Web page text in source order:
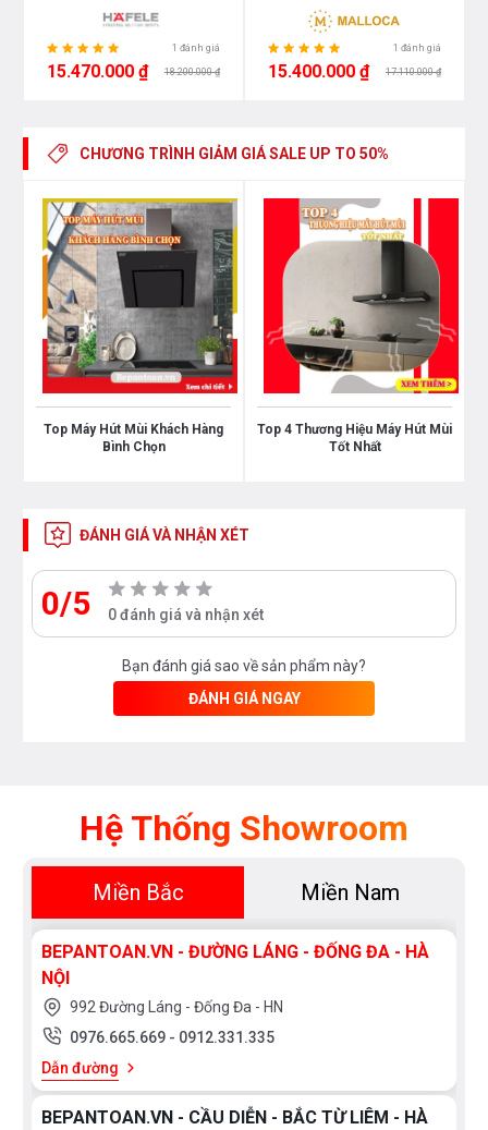
1 đánh giá
15.470.000 ₫ 18.200.000 ₫
1 đánh giá
15.400.000 ₫ 17.110.000 ₫
CHƯƠNG TRÌNH GIẢM GIÁSALE UP TO 50%
Top Máy Hút Mùi Khách Hàng
Bình Chọn
Top 4 Thương Hiệu Máy Hút Mùi
Tốt Nhất
ĐÁNH GIÁ VÀ NHẬN XÉT
0/5 0 đánh giá và nhận xét
Bạn đánh giá sao về sản phẩm này?
ĐÁNH GIÁ NGAY
Hệ Thống Showroom
Miền Bắc Miền Nam
BEPANTOAN.VN - ĐƯỜNG LÁNG - ĐỐNG ĐA - HÀ
NỘI
992 Đường Láng - Đống Đa - HN
0976.665.669 - 0912.331.335
Dẫn đường
BEPANTOAN.VN - CẦU DIỄN - BẮC TỪ LIÊM - HÀ